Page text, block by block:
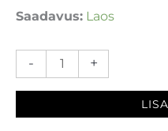
Saadavus: Laos
- +